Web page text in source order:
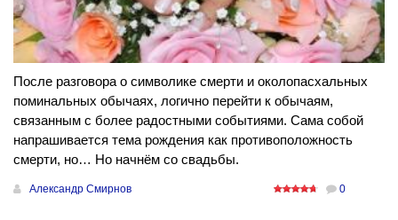
После разговора о символике смерти и околопасхальных
поминальных обычаях, логично перейти к обычаям,
связанным с более радостными событиями. Сама собой
напрашивается тема рождения как противоположность
смерти, но… Но начнём со свадьбы.
Александр Смирнов 0